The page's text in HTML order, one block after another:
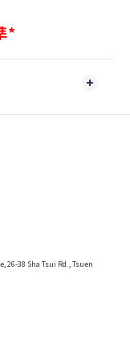
*
38 Sha Tsui Rd., Tsuen